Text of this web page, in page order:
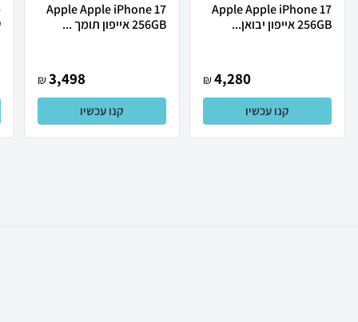
Apple Apple iPhone 17
256GB אייפון יבואן...
4,280
₪
קנו עכשיו
Apple Apple iPhone 17
256GB אייפון תומך ...
3,498
₪
קנו עכשיו